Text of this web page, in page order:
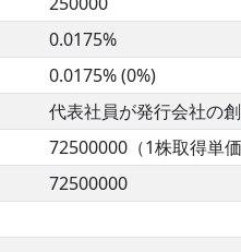
0.0175%
0.0175% (0%)
代表社員が発行会社の
72500000（1株取得単価
72500000